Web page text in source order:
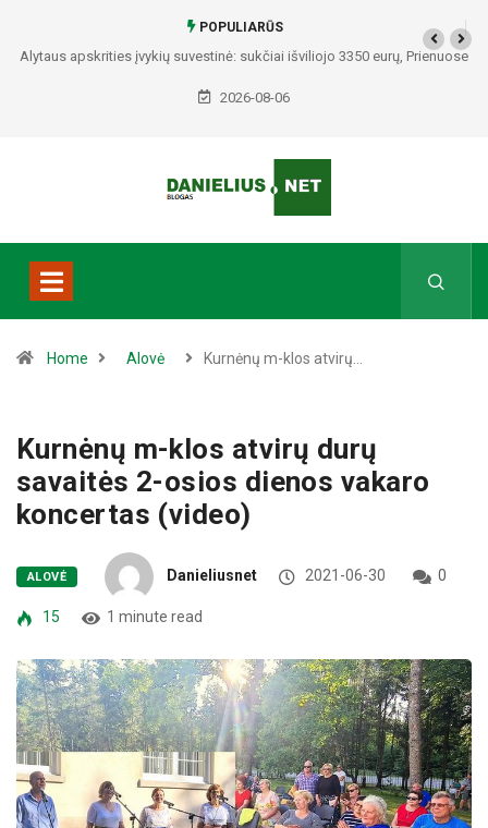
POPULIARŪS
Alytaus apskrities įvykių suvestinė: sukčiai išviliojo 3350 eurų, Prienuose
– policijos gaudynės, Varėnos rajone rasti du mirę žmonės
2026-08-06
Home Alovė Kurnėnų m-klos atvirų…
Kurnėnų m-klos atvirų durų
savaitės 2-osios dienos vakaro
koncertas (video)
ALOVĖ Danieliusnet 2021-06-30 0
15 1 minute read